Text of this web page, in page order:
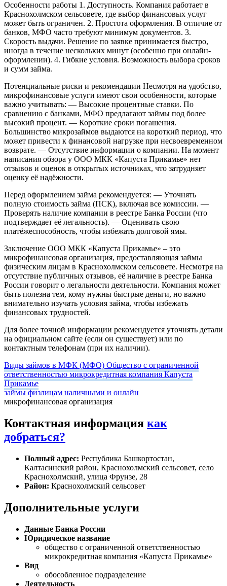
Особенности работы 1. Доступность. Компания работает в
Краснохолмском сельсовете, где выбор финансовых услуг
может быть ограничен. 2. Простота оформления. В отличие от
банков, МФО часто требуют минимум документов. 3.
Скорость выдачи. Решение по заявке принимается быстро,
иногда в течение нескольких минут (особенно при онлайн-
оформлении). 4. Гибкие условия. Возможность выбора сроков
и сумм займа.
Потенциальные риски и рекомендации Несмотря на удобство,
микрофинансовые услуги имеют свои особенности, которые
важно учитывать: — Высокие процентные ставки. По
сравнению с банками, МФО предлагают займы под более
высокий процент. — Короткие сроки погашения.
Большинство микрозаймов выдаются на короткий период, что
может привести к финансовой нагрузке при несвоевременном
возврате. — Отсутствие информации о компании. На момент
написания обзора у ООО МКК «Капуста Прикамье» нет
отзывов и оценок в открытых источниках, что затрудняет
оценку её надёжности.
Перед оформлением займа рекомендуется: — Уточнять
полную стоимость займа (ПСК), включая все комиссии. —
Проверять наличие компании в реестре Банка России (что
подтверждает её легальность). — Оценивать свою
платёжеспособность, чтобы избежать долговой ямы.
Заключение ООО МКК «Капуста Прикамье» – это
микрофинансовая организация, предоставляющая займы
физическим лицам в Краснохолмском сельсовете. Несмотря на
отсутствие публичных отзывов, её наличие в реестре Банка
России говорит о легальности деятельности. Компания может
быть полезна тем, кому нужны быстрые деньги, но важно
внимательно изучать условия займа, чтобы избежать
финансовых трудностей.
Для более точной информации рекомендуется уточнять детали
на официальном сайте (если он существует) или по
контактным телефонам (при их наличии).
Виды займов в МФК (МФО) Общество с ограниченной
ответственностью микрокредитная компания Капуста
Прикамье
займы физлицам наличными и онлайн
микрофинансовая организация
Контактная информация как
добраться?
Полный адрес: Республика Башкортостан,
Калтасинский район, Краснохолмский сельсовет, село
Краснохолмский, улица Фрунзе, 28
Район: Краснохолмский сельсовет
Дополнительные услуги
Данные Банка России
Юридическое название
общество с ограниченной ответственностью
микрокредитная компания «Капуста Прикамье»
Вид
обособленное подразделение
Деятельность